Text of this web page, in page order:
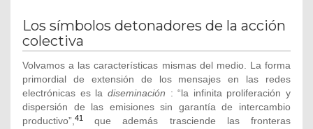
Los símbolos detonadores de la acción
colectiva
Volvamos a las características mismas del medio. La forma
primordial de extensión de los mensajes en las redes
electrónicas es la diseminación : “la infinita proliferación y
dispersión de las emisiones sin garantía de intercambio
productivo”,41 que además trasciende las fronteras